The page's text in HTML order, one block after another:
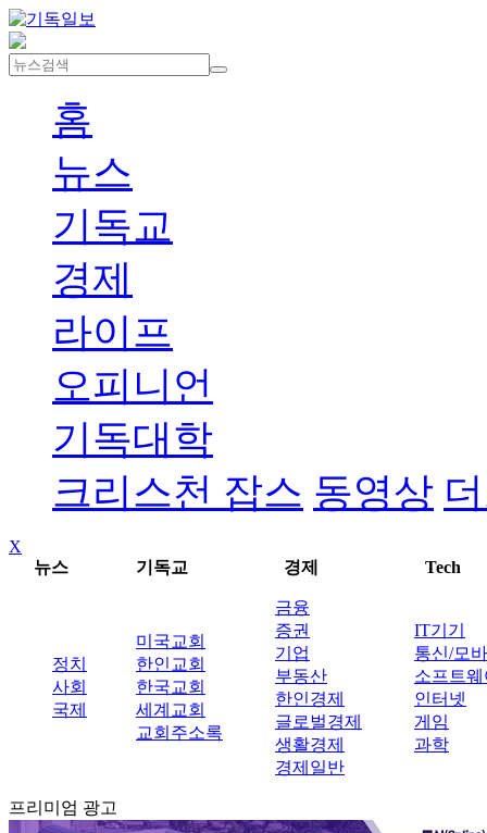
홈
뉴스
기독교
경제
라이프
오피니언
기독대학
크리스천 잡스 동영상
X
뉴스
기독교 경제 Tech
정치
사회
국제
미국교회
한인교회
한국교회
세계교회
교회주소록
금융
증권
기업
부동산
한인경제
글로벌경제
생활경제
경제일반
IT기기
통신/모
소프트웨
인터넷
게임
과학
프리미엄 광고